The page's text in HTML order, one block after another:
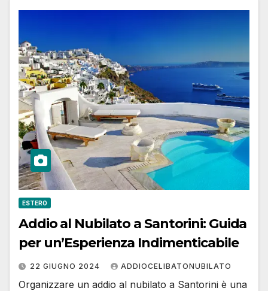
ESTERO
Addio al Nubilato a Santorini: Guida
per un’Esperienza Indimenticabile
22 GIUGNO 2024 ADDIOCELIBATONUBILATO
Organizzare un addio al nubilato a Santorini è una